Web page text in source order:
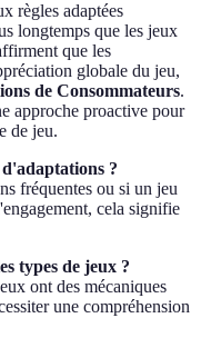
règles adaptées
longtemps que les jeux
que les
globale du jeu,
de Consommateurs.
approche proactive pour
de jeu.
?
fréquentes ou si un jeu
cela signifie
types de jeux ?
ont des mécaniques
une compréhension